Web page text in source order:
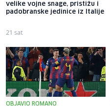
velike vojne snage, pristižu i
padobranske jedinice iz Italije
21 sat
OBJAVIO ROMANO